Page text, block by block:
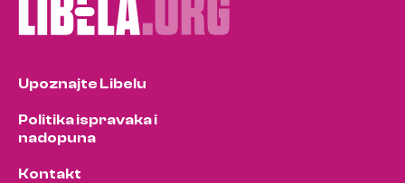
Upoznajte Libelu
Politika ispravaka i
nadopuna
Kontakt